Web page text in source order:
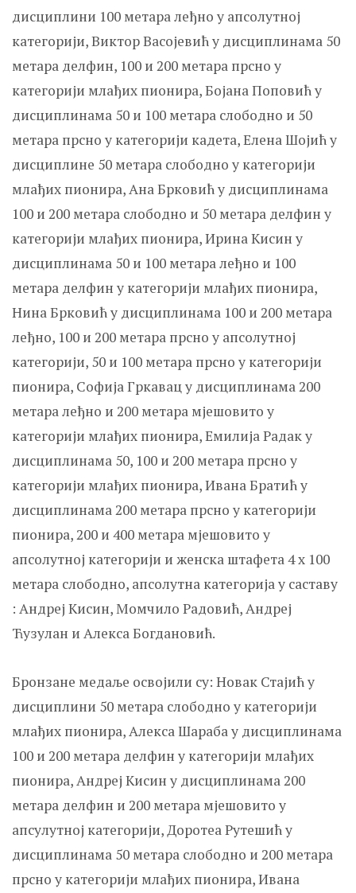
дисциплини 100 метара леђно у апсолутној
категорији, Виктор Васојевић у дисциплинама 50
метара делфин, 100 и 200 метара прсно у
категорији млађих пионира, Бојана Поповић у
дисциплинама 50 и 100 метара слободно и 50
метара прсно у категорији кадета, Елена Шојић у
дисциплине 50 метара слободно у категорији
млађих пионира, Ана Брковић у дисциплинама
100 и 200 метара слободно и 50 метара делфин у
категорији млађих пионира, Ирина Кисин у
дисциплинама 50 и 100 метара леђно и 100
метара делфин у категорији млађих пионира,
Нина Брковић у дисциплинама 100 и 200 метара
леђно, 100 и 200 метара прсно у апсолутној
категорији, 50 и 100 метара прсно у категорији
пионира, Софија Гркавац у дисциплинама 200
метара леђно и 200 метара мјешовито у
категорији млађих пионира, Емилија Радак у
дисциплинама 50, 100 и 200 метара прсно у
категорији млађих пионира, Ивана Братић у
дисциплинама 200 метара прсно у категорији
пионира, 200 и 400 метара мјешовито у
апсолутној категорији и женска штафета 4 x 100
метара слободно, апсолутна категорија у саставу
: Андреј Кисин, Момчило Радовић, Андреј
Ћузулан и Алекса Богдановић.
Бронзане медаље освојили су: Новак Стајић у
дисциплини 50 метара слободно у категорији
млађих пионира, Алекса Шараба у дисциплинама
100 и 200 метара делфин у категорији млађих
пионира, Андреј Кисин у дисциплинама 200
метара делфин и 200 метара мјешовито у
апсулутној категорији, Доротеа Рутешић у
дисциплинама 50 метара слободно и 200 метара
прсно у категорији млађих пионира, Ивана